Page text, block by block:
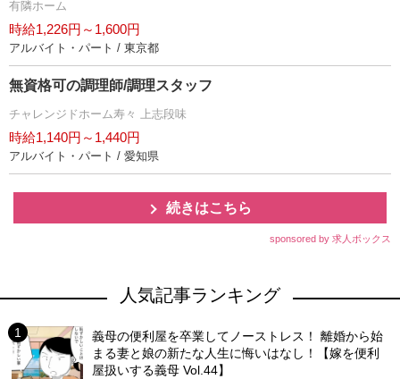
有隣ホーム
時給1,226円～1,600円
アルバイト・パート / 東京都
無資格可の調理師/調理スタッフ
チャレンジドホーム寿々 上志段味
時給1,140円～1,440円
アルバイト・パート / 愛知県
続きはこちら
sponsored by 求人ボックス
人気記事ランキング
義母の便利屋を卒業してノーストレス！ 離婚から始
まる妻と娘の新たな人生に悔いはなし！【嫁を便利
屋扱いする義母 Vol.44】